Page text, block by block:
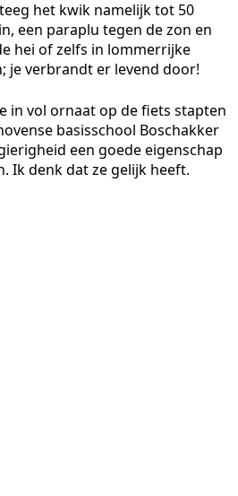
het kwik namelijk tot 50
een paraplu tegen de zon en
hei of zelfs in lommerrijke
je verbrandt er levend door!
in vol ornaat op de fiets stapten
basisschool Boschakker
een goede eigenschap
Ik denk dat ze gelijk heeft.